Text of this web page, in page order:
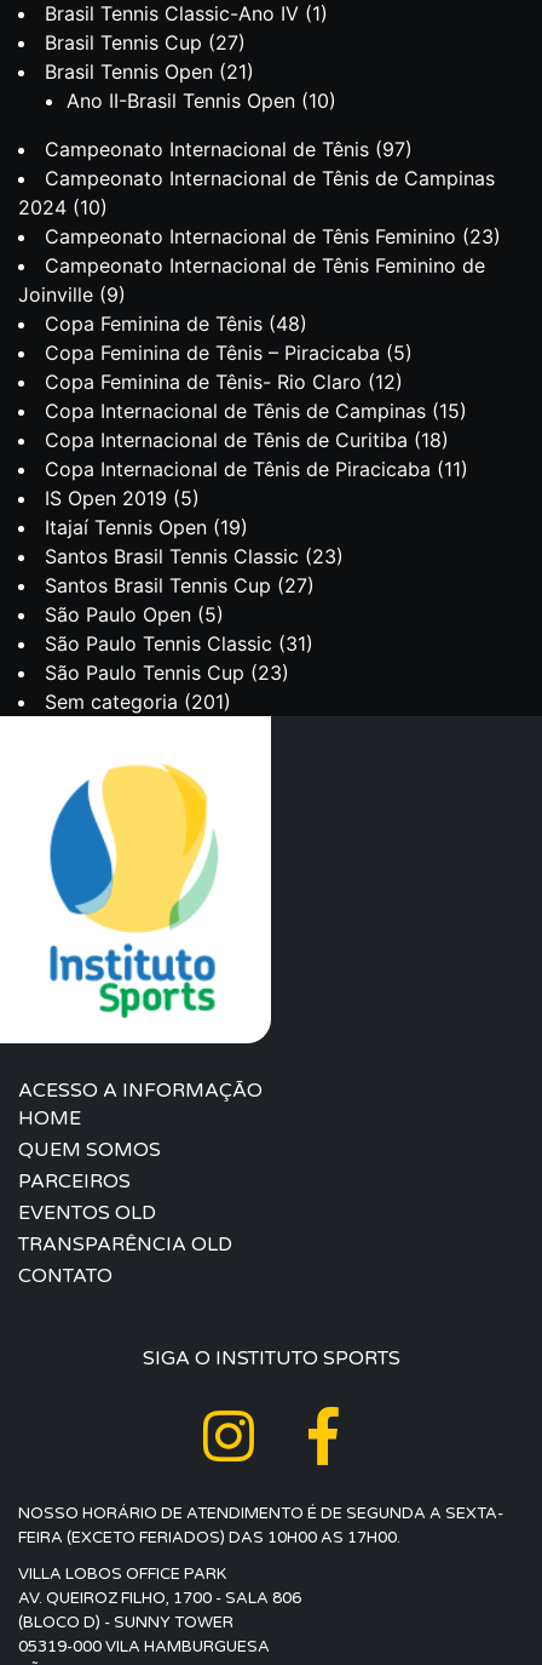
Brasil Tennis Classic-Ano IV (1)
Brasil Tennis Cup (27)
Brasil Tennis Open (21)
Ano II-Brasil Tennis Open (10)
Campeonato Internacional de Tênis (97)
Campeonato Internacional de Tênis de Campinas
2024 (10)
Campeonato Internacional de Tênis Feminino (23)
Campeonato Internacional de Tênis Feminino de
Joinville (9)
Copa Feminina de Tênis (48)
Copa Feminina de Tênis – Piracicaba (5)
Copa Feminina de Tênis- Rio Claro (12)
Copa Internacional de Tênis de Campinas (15)
Copa Internacional de Tênis de Curitiba (18)
Copa Internacional de Tênis de Piracicaba (11)
IS Open 2019 (5)
Itajaí Tennis Open (19)
Santos Brasil Tennis Classic (23)
Santos Brasil Tennis Cup (27)
São Paulo Open (5)
São Paulo Tennis Classic (31)
São Paulo Tennis Cup (23)
Sem categoria (201)
ACESSO A INFORMAÇÃO
HOME
QUEM SOMOS
PARCEIROS
EVENTOS OLD
TRANSPARÊNCIA OLD
CONTATO
SIGA O INSTITUTO SPORTS
NOSSO HORÁRIO DE ATENDIMENTO É DE SEGUNDA A SEXTA-
FEIRA (EXCETO FERIADOS) DAS 10H00 AS 17H00.
VILLA LOBOS OFFICE PARK
AV. QUEIROZ FILHO, 1700 - SALA 806
(BLOCO D) - SUNNY TOWER
05319-000 VILA HAMBURGUESA